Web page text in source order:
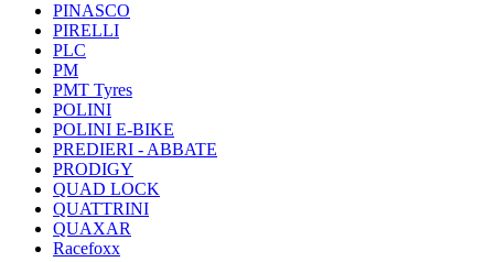
PINASCO
PIRELLI
PLC
PM
PMT Tyres
POLINI
POLINI E-BIKE
PREDIERI - ABBATE
PRODIGY
QUAD LOCK
QUATTRINI
QUAXAR
Racefoxx